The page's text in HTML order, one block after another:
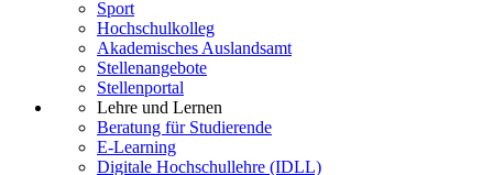
Sport
Hochschulkolleg
Akademisches Auslandsamt
Stellenangebote
Stellenportal
Lehre und Lernen
Beratung für Studierende
E-Learning
Digitale Hochschullehre (IDLL)